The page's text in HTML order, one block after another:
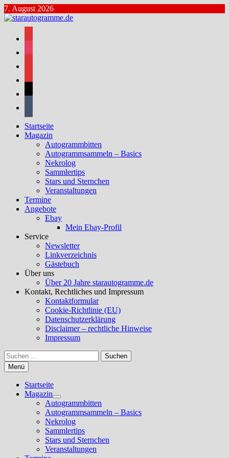
Zum
Inhalt
springen
7. August 2026
Startseite
Magazin
Autogrammbitten
Autogrammsammeln – Basics
Nekrolog
Sammlertips
Stars und Sternchen
Veranstaltungen
Termine
Angebote
Ebay
Mein Ebay-Profil
Service
Newsletter
Linkverzeichnis
Gästebuch
Über uns
Über 20 Jahre starautogramme.de
Kontakt, Rechtliches und Impressum
Kontaktformular
Cookie-Richtlinie (EU)
Datenschutzerklärung
Disclaimer – rechtliche Hinweise
Impressum
Suchen
nach:
Menü
Startseite
Magazin
Untermenü
anzeigen
Autogrammbitten
Autogrammsammeln – Basics
Nekrolog
Sammlertips
Stars und Sternchen
Veranstaltungen